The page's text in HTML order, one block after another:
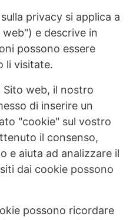
privacy si applica a
web") e descrive in
possono essere
li visitate.
web, il nostro
di inserire un
"cookie" sul vostro
il consenso,
e aiuta ad analizzare il
dai cookie possono
possono ricordare